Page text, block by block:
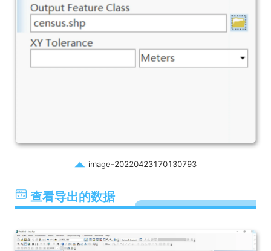
image-20220423170130793
查看导出的数据